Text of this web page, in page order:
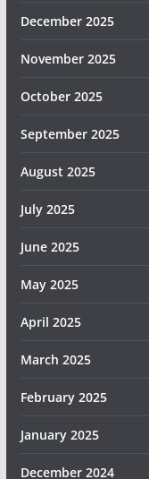
December 2025
November 2025
October 2025
September 2025
August 2025
July 2025
June 2025
May 2025
April 2025
March 2025
February 2025
January 2025
December 2024